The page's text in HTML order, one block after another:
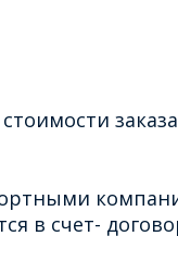
в счет-